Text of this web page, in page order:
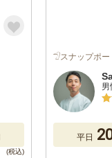
𓅿スナップポー
平日